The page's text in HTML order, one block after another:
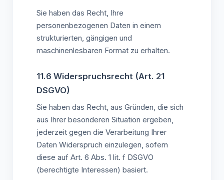
Sie haben das Recht, Ihre
personenbezogenen Daten in einem
strukturierten, gängigen und
maschinenlesbaren Format zu erhalten.
11.6 Widerspruchsrecht (Art. 21
DSGVO)
Sie haben das Recht, aus Gründen, die sich
aus Ihrer besonderen Situation ergeben,
jederzeit gegen die Verarbeitung Ihrer
Daten Widerspruch einzulegen, sofern
diese auf Art. 6 Abs. 1 lit. f DSGVO
(berechtigte Interessen) basiert.